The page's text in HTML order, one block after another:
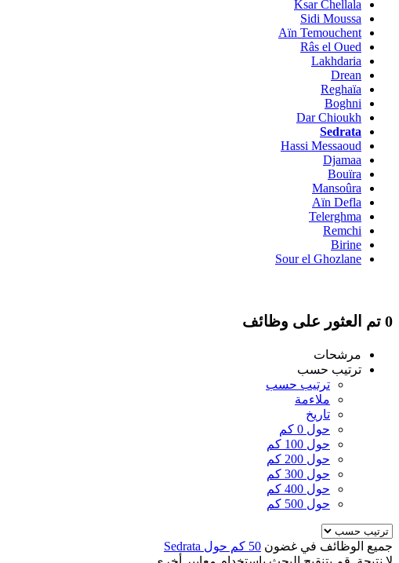
Ksar Chellala
Sidi Moussa
Aïn Temouchent
Râs el Oued
Lakhdaria
Drean
Reghaïa
Boghni
Dar Chioukh
Sedrata
Hassi Messaoud
Djamaa
Bouïra
Mansoûra
Aïn Defla
Telerghma
Remchi
Birine
Sour el Ghozlane
0 تم العثور على وظائف
مرشحات
ترتيب حسب
ترتيب حسب
ملاءمة
تاريخ
حول 0 كم
حول 100 كم
حول 200 كم
حول 300 كم
حول 400 كم
حول 500 كم
جميع الوظائف في غضون 50 كم حول Sedrata